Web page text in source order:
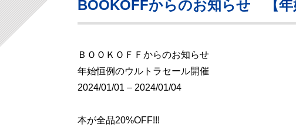
BOOKOFFからのお知らせ 【年
ＢＯＯＫＯＦＦからのお知らせ
年始恒例のウルトラセール開催
2024/01/01 – 2024/01/04
本が全品20%OFF!!!